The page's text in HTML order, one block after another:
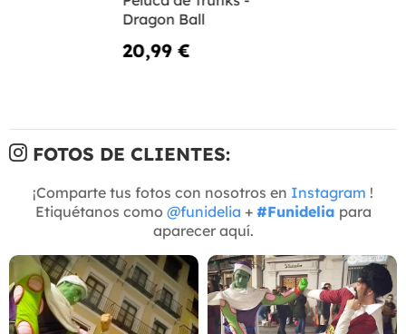
Dragon Ball
20,99 €
FOTOS DE CLIENTES:
¡Comparte tus fotos con nosotros en Instagram !
Etiquétanos como @funidelia + #Funidelia para
aparecer aquí.